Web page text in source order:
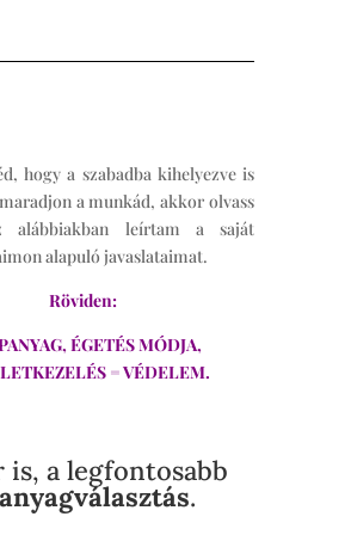
hogy a szabadba kihelyezve is
a munkád, akkor olvass
alábbiakban leírtam a saját
alapuló javaslataimat.
Röviden:
ÉGETÉS MÓDJA,
= VÉDELEM.
is, a legfontosabb
.